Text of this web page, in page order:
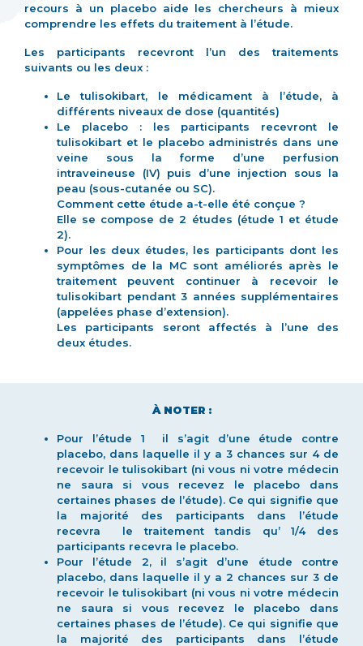
recours à un placebo aide les chercheurs à mieux
comprendre les effets du traitement à l’étude.
Les participants recevront l’un des traitements
suivants ou les deux :
Le tulisokibart, le médicament à l’étude, à
différents niveaux de dose (quantités)
Le placebo : les participants recevront le
tulisokibart et le placebo administrés dans une
veine sous la forme d’une perfusion
intraveineuse (IV) puis d’une injection sous la
peau (sous-cutanée ou SC).
Comment cette étude a-t-elle été conçue ?
Elle se compose de 2 études (étude 1 et étude
2).
Pour les deux études, les participants dont les
symptômes de la MC sont améliorés après le
traitement peuvent continuer à recevoir le
tulisokibart pendant 3 années supplémentaires
(appelées phase d’extension).
Les participants seront affectés à l’une des
deux études.
À NOTER :
Pour l’étude 1 il s’agit d’une étude contre
placebo, dans laquelle il y a 3 chances sur 4 de
recevoir le tulisokibart (ni vous ni votre médecin
ne saura si vous recevez le placebo dans
certaines phases de l’étude). Ce qui signifie que
la majorité des participants dans l’étude
recevra le traitement tandis qu’ 1/4 des
participants recevra le placebo.
Pour l’étude 2, il s’agit d’une étude contre
placebo, dans laquelle il y a 2 chances sur 3 de
recevoir le tulisokibart (ni vous ni votre médecin
ne saura si vous recevez le placebo dans
certaines phases de l’étude). Ce qui signifie que
la majorité des participants dans l’étude